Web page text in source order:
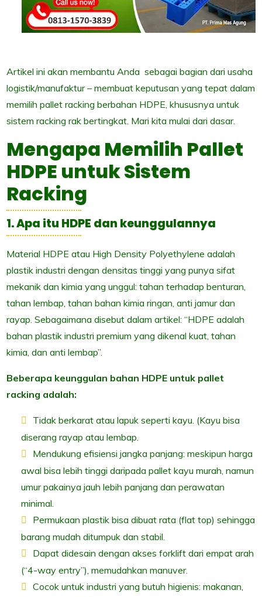
Artikel ini akan membantu Anda sebagai bagian dari usaha
logistik/manufaktur – membuat keputusan yang tepat dalam
memilih pallet racking berbahan HDPE, khususnya untuk
sistem racking rak bertingkat. Mari kita mulai dari dasar.
Mengapa Memilih Pallet
HDPE untuk Sistem
Racking
1. Apa itu HDPE dan keunggulannya
Material HDPE atau High Density Polyethylene adalah
plastik industri dengan densitas tinggi yang punya sifat
mekanik dan kimia yang unggul: tahan terhadap benturan,
tahan lembap, tahan bahan kimia ringan, anti jamur dan
rayap. Sebagaimana disebut dalam artikel: “HDPE adalah
bahan plastik industri premium yang dikenal kuat, tahan
kimia, dan anti lembap”.
Beberapa keunggulan bahan HDPE untuk pallet
racking adalah:
Tidak berkarat atau lapuk seperti kayu. (Kayu bisa
diserang rayap atau lembap.
Mendukung efisiensi jangka panjang: meskipun harga
awal bisa lebih tinggi daripada pallet kayu murah, namun
umur pakainya jauh lebih panjang dan perawatan
minimal.
Permukaan plastik bisa dibuat rata (flat top) sehingga
barang mudah ditumpuk dan stabil.
Dapat didesain dengan akses forklift dari empat arah
(“4-way entry”), memudahkan manuver.
Cocok untuk industri yang butuh higienis: makanan,